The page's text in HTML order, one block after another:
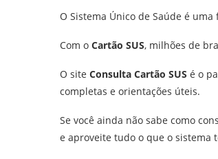
O Sistema Único de Saúde é
Com o Cartão SUS, milhões de
O site Consulta Cartão SUS é o
completas e orientações úteis.
Se você ainda não sabe como
e aproveite tudo o que o sistema